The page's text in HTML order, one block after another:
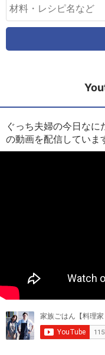
ぐっち夫婦の今日な
の動画を配信していま